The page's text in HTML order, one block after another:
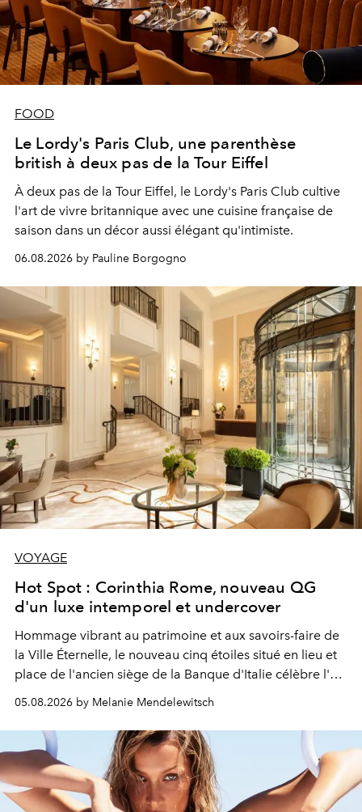
FOOD
Le Lordy's Paris Club, une parenthèse
british à deux pas de la Tour Eiffel
À deux pas de la Tour Eiffel, le Lordy's Paris Club cultive
l'art de vivre britannique avec une cuisine française de
saison dans un décor aussi élégant qu'intimiste.
06.08.2026 by Pauline Borgogno
VOYAGE
Hot Spot : Corinthia Rome, nouveau QG
d'un luxe intemporel et undercover
Hommage vibrant au patrimoine et aux savoirs-faire de
la Ville Éternelle, le nouveau cinq étoiles situé en lieu et
place de l'ancien siège de la Banque d'Italie célèbre l'art
de vivre Romain dans toute son élégance intemporelle.
05.08.2026 by Melanie Mendelewitsch